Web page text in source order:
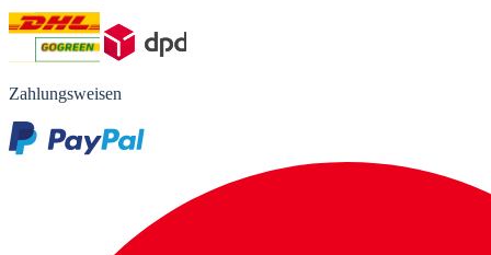
Zahlungsweisen